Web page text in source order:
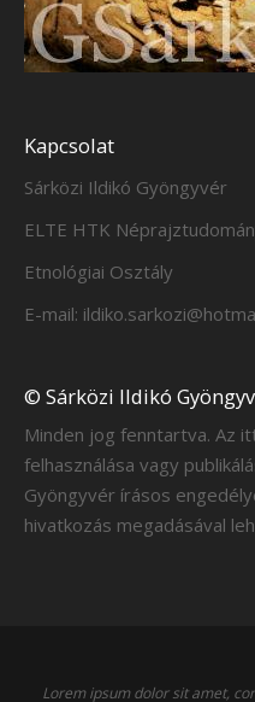
Kapcsolat
Sárközi Ildikó Gyöngyvér
ELTE HTK
Etnológiai Osztály
E-mail:
© Sárközi Ildikó
Minden jog fenntartva. Az
felhasználása vagy
Gyöngyvér írásos
hivatkozás megadásával
Lorem ipsum dolor sit amet,